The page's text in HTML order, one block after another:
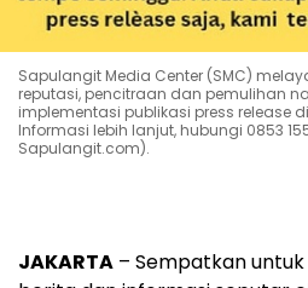
Sapulangit Media Center (SMC)
reputasi, pencitraan dan pemulihan
implementasi publikasi press release
Informasi lebih lanjut, hubungi 0853
Sapulangit.com).
JAKARTA – Sempatkan